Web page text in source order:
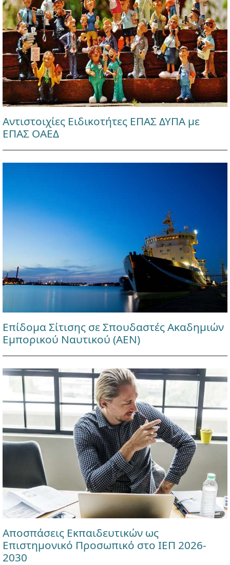
Αντιστοιχίες Ειδικοτήτες ΕΠΑΣ ΔΥΠΑ με
ΕΠΑΣ ΟΑΕΔ
Επίδομα Σίτισης σε Σπουδαστές Ακαδημιών
Εμπορικού Ναυτικού (ΑΕΝ)
Αποσπάσεις Εκπαιδευτικών ως
Επιστημονικό Προσωπικό στο ΙΕΠ 2026-
2030